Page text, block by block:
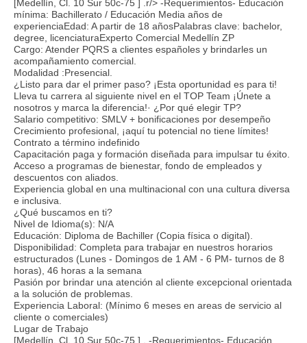
[Medellín, Cl. 10 Sur 50c-75 ] .r/> -Requerimientos- Educación
mínima: Bachillerato / Educación Media años de
experienciaEdad: A partir de 18 añosPalabras clave: bachelor,
degree, licenciaturaExperto Comercial Medellín ZP
Cargo: Atender PQRS a clientes españoles y brindarles un
acompañamiento comercial.
Modalidad :Presencial.
¿Listo para dar el primer paso? ¡Esta oportunidad es para ti!
Lleva tu carrera al siguiente nivel en el TOP Team ¡Únete a
nosotros y marca la diferencia!· ¿Por qué elegir TP?
Salario competitivo: SMLV + bonificaciones por desempeño
Crecimiento profesional, ¡aquí tu potencial no tiene límites!
Contrato a término indefinido
Capacitación paga y formación diseñada para impulsar tu éxito.
Acceso a programas de bienestar, fondo de empleados y
descuentos con aliados.
Experiencia global en una multinacional con una cultura diversa
e inclusiva.
¿Qué buscamos en ti?
Nivel de Idioma(s): N/A
Educación: Diploma de Bachiller (Copia física o digital).
Disponibilidad: Completa para trabajar en nuestros horarios
estructurados (Lunes - Domingos de 1 AM - 6 PM- turnos de 8
horas), 46 horas a la semana
Pasión por brindar una atención al cliente excepcional orientada
a la solución de problemas.
Experiencia Laboral: (Mínimo 6 meses en areas de servicio al
cliente o comerciales)
Lugar de Trabajo
[Medellín, Cl. 10 Sur 50c-75 ] . -Requerimientos- Educación